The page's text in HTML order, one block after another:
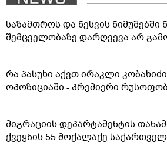
საზამთროს და ნესვის ნიმუშებში
შემცველობაზე დარღვევა არ
რა პასუხი აქვთ ირაკლი
ოპოზიციაში - პრემიერი
მიგრაციის დეპარტამენტის
ქვეყნის 55 მოქალაქე